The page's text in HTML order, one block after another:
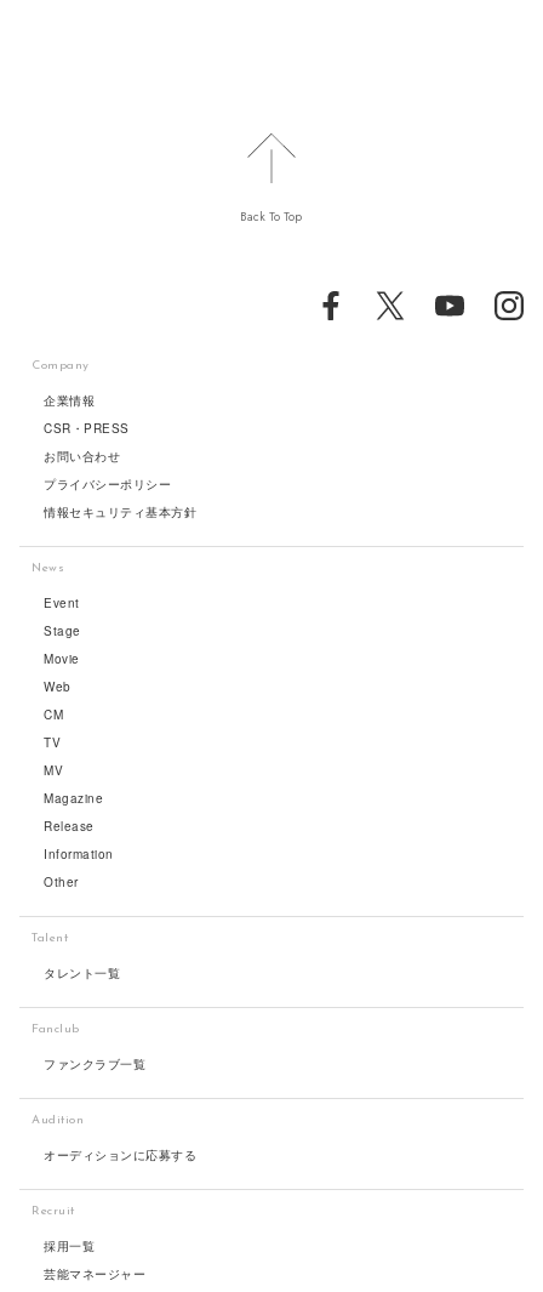
Back To Top
Company
企業情報
CSR・PRESS
お問い合わせ
プライバシーポリシー
情報セキュリティ基本方針
News
Event
Stage
Movie
Web
CM
TV
MV
Magazine
Release
Information
Other
Talent
タレント一覧
Fanclub
ファンクラブ一覧
Audition
オーディションに応募する
Recruit
採用一覧
芸能マネージャー